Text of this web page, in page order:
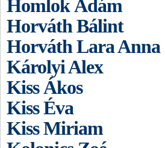
Homlok Ádám
Horváth Bálint
Horváth Lara Anna
Károlyi Alex
Kiss Ákos
Kiss Éva
Kiss Miriam